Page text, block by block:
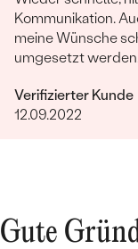
Kommunikation.
meine Wünsche
umgesetzt
ist Eppi meine
Verifizierter Kunde
12.09.2022
Gute